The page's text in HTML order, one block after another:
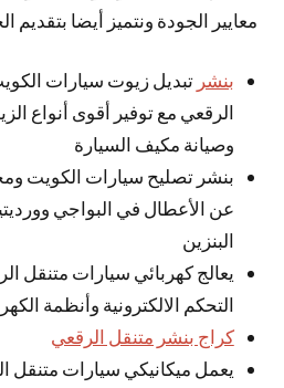
معايير الجودة ونتميز أيضا بتقديم
بنشر تبديل زيوت سيارات
الرقعي مع توفير أقوى أنواع
وصيانة مكيف السيارة
بنشر تصليح سيارات الكويت
عن الأعطال في البواجي
البنزين
يعالج كهربائي سيارات متنقل
التحكم الالكترونية وأنظمة
كراج بنشر متنقل الرقعي
يعمل ميكانيكي سيارات متنقل